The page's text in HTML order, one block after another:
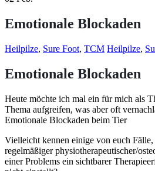
Emotionale Blockaden
Heilpilze, Sure Foot, TCM Heilpilze,
Emotionale Blockaden
Heute möchte ich mal ein für mich als
Thema aufgreifen, was aber oft
Emotionale Blockaden beim Tier
Vielleicht kennen einige von euch
regelmäßiger physiotherapeutischer/
einer Problems ein sichtbarer